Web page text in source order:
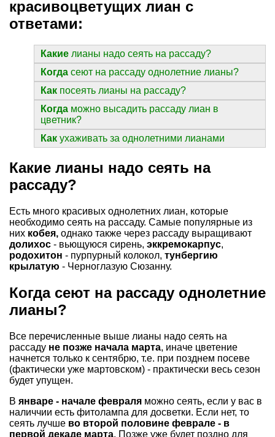
красивоцветущих лиан с
ответами:
Какие лианы надо сеять на рассаду?
Когда сеют на рассаду однолетние лианы?
Как посеять лианы на рассаду?
Когда можно высадить рассаду лиан в
цветник?
Как ухаживать за однолетними лианами
Какие лианы надо сеять на
рассаду?
Есть много красивых однолетних лиан, которые
необходимо сеять на рассаду. Самые популярные из
них кобея, однако также через рассаду выращивают
долихос - вьющуюся сирень, эккремокарпус,
родохитон - пурпурный колокол, тунбергию
крылатую - Черноглазую Сюзанну.
Когда сеют на рассаду однолетние
лианы?
Все перечисленные выше лианы надо сеять на
рассаду не позже начала марта, иначе цветение
начнется только к сентябрю, т.е. при позднем посеве
(фактически уже мартовском) - практически весь сезон
будет упущен.
В январе - начале февраля можно сеять, если у вас в
наличчии есть фитолампа для досветки. Если нет, то
сеять лучше во второй половине феврале - в
первой декаде марта. Позже уже будет поздно для